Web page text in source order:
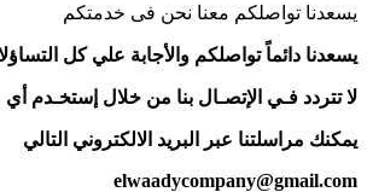
يسعدنا تواصلكم معنا نحن فى خدمتكم
يسعدنا دائماً تواصلكم والأجابة علي كل
لا تتردد فـي الإتصـال بنا من خلال إستخـدم
يمكنك مراسلتنا عبر البريد الالكتروني التالي
elwaadycompany@gmail.com